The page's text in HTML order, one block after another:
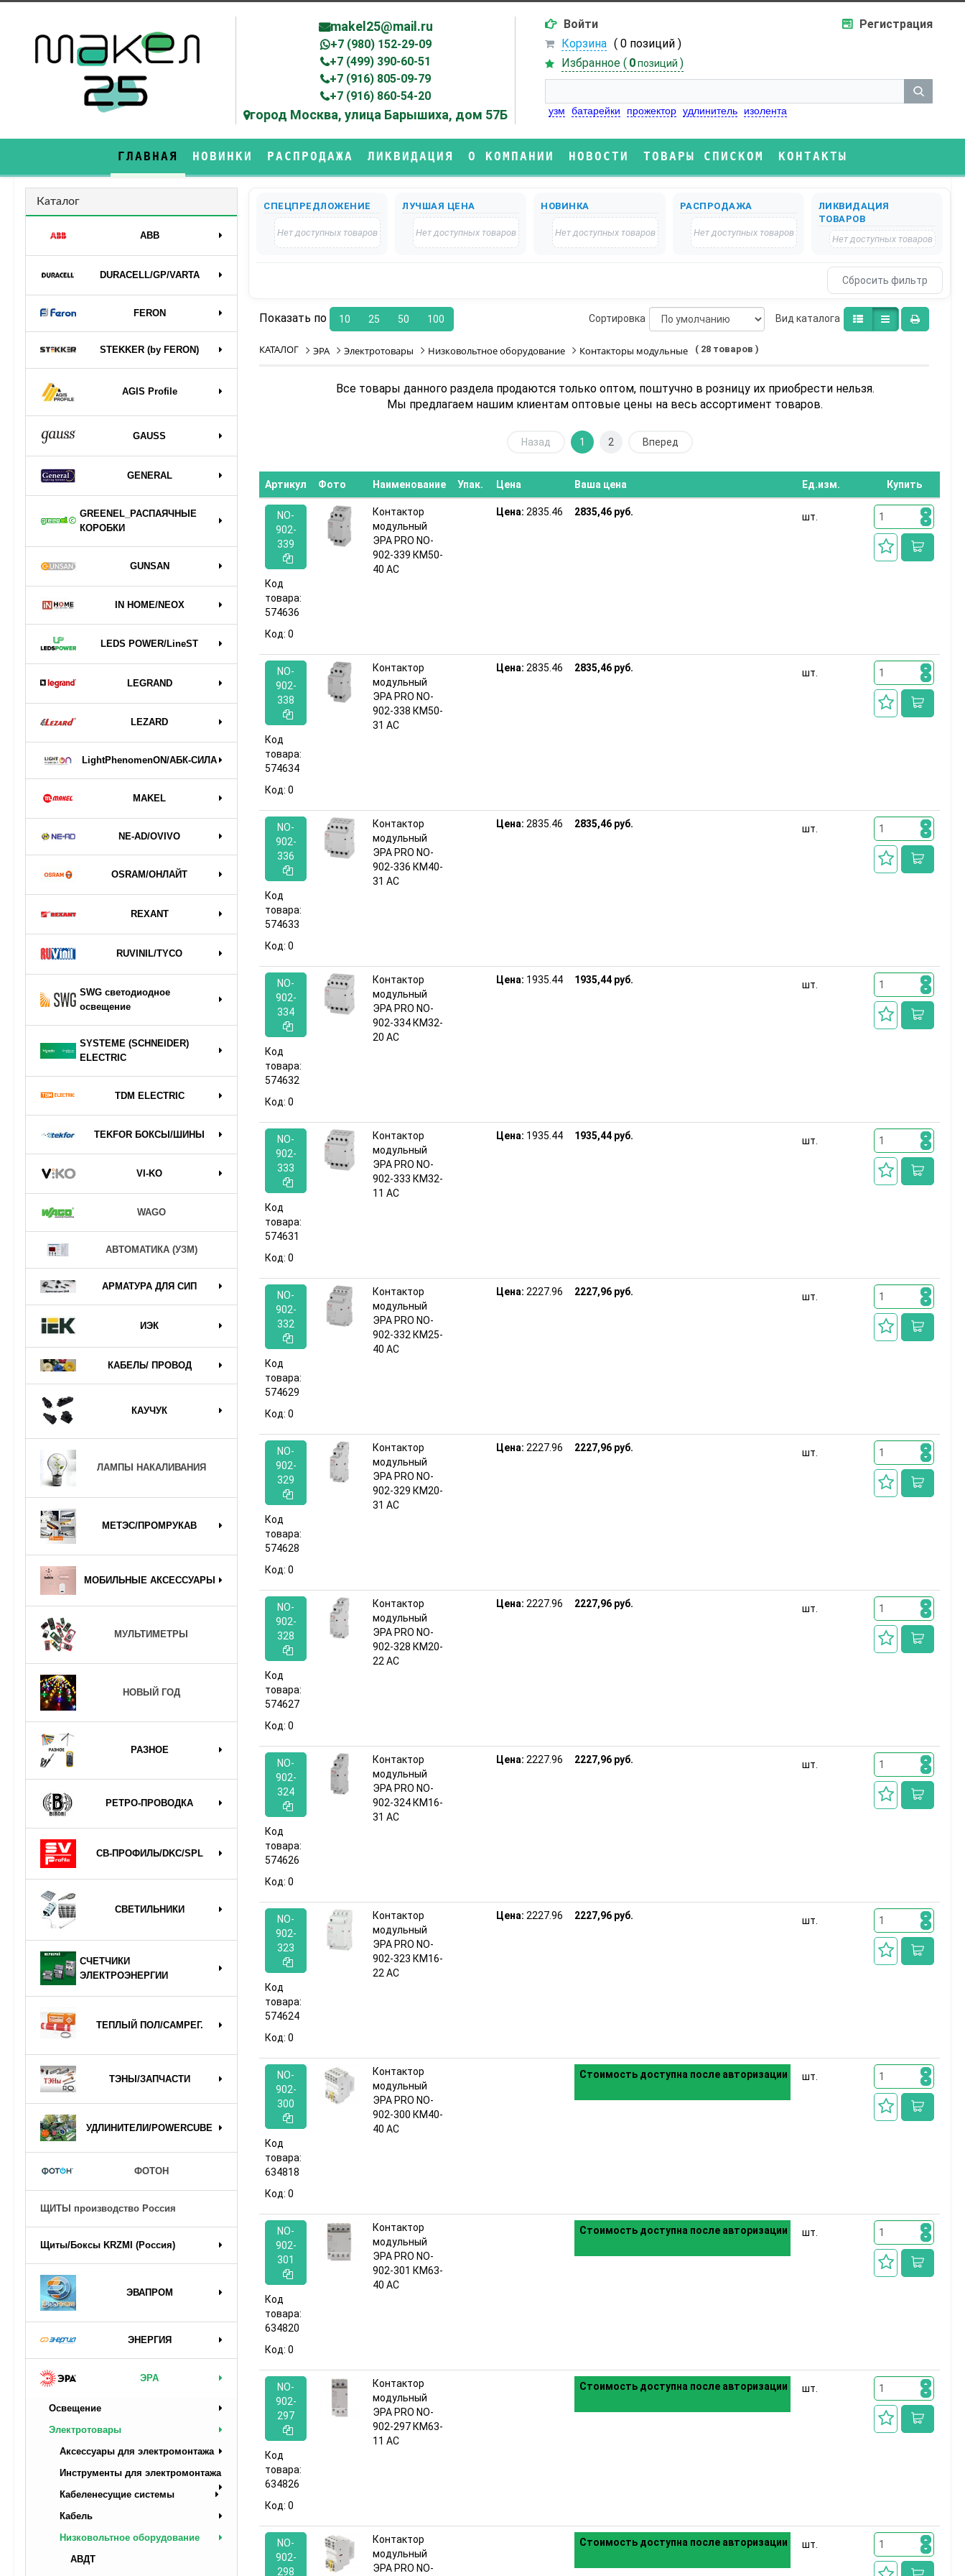
makel25@mail.ru
+7 (980) 152-29-09
+7 (499) 390-60-51
+7 (916) 805-09-79
+7 (916) 860-54-20
город Москва, улица Барышиха, дом 57Б
Войти
Регистрация
Корзина ( 0 позиций )
Избранное ( 0 позиций )
узм батарейки прожектор удлинитель изолента
ГЛАВНАЯ НОВИНКИ РАСПРОДАЖА ЛИКВИДАЦИЯ О КОМПАНИИ НОВОСТИ ТОВАРЫ СПИСКОМ КОНТАКТЫ
Каталог
ABB
DURAСELL/GP/VARTA
FERON
STEKKER (by FERON)
AGIS Profile
GAUSS
GENERAL
GREENEL_РАСПАЯЧНЫЕ
КОРОБКИ
GUNSAN
IN HOME/NEOX
LEDS POWER/LineST
LEGRAND
LEZARD
LightPhenomenON/АБК-СИЛА
MAKEL
NE-AD/OVIVO
OSRAM/ОНЛАЙТ
REXANT
RUVINIL/TYCO
SWG светодиодное
освещение
SYSTEME (SCHNEIDER)
ELECTRIC
TDM ELECTRIC
TEKFOR БОКСЫ/ШИНЫ
VI-KO
WAGO
АВТОМАТИКА (УЗМ)
АРМАТУРА ДЛЯ СИП
ИЭК
КАБЕЛЬ/ ПРОВОД
КАУЧУК
ЛАМПЫ НАКАЛИВАНИЯ
МЕТЭС/ПРОМРУКАВ
МОБИЛЬНЫЕ АКСЕССУАРЫ
МУЛЬТИМЕТРЫ
НОВЫЙ ГОД
РАЗНОЕ
РЕТРО-ПРОВОДКА
СВ-ПРОФИЛЬ/DKC/SPL
СВЕТИЛЬНИКИ
СЧЕТЧИКИ
ЭЛЕКТРОЭНЕРГИИ
ТЕПЛЫЙ ПОЛ/САМРЕГ.
ТЭНЫ/ЗАПЧАСТИ
УДЛИНИТЕЛИ/POWERCUBE
ФОТОН
ЩИТЫ производство Россия
Щиты/Боксы KRZMI (Россия)
ЭВАПРОМ
ЭНЕРГИЯ
ЭРА
Освещение
Электротовары
Аксессуары для электромонтажа
Инструменты для электромонтажа
Кабеленесущие системы
Кабель
Низковольтное оборудование
АВДТ
СПЕЦПРЕДЛОЖЕНИЕ
Нет доступных товаров
ЛУЧШАЯ ЦЕНА
Нет доступных товаров
НОВИНКА
Нет доступных товаров
РАСПРОДАЖА
Нет доступных товаров
ЛИКВИДАЦИЯ
ТОВАРОВ
Нет доступных товаров
Показать по 10 25 50 100 Bид каталога
Сортировка
КАТАЛОГ ЭРА Электротовары Низковольтное оборудование Контакторы модульные ( 28 товаров )
Все товары данного раздела продаются только оптом, поштучно в розницу их приобрести нельзя.
Мы предлагаем нашим клиентам оптовые цены на весь ассортимент товаров.
Назад 1 2 Вперед
Артикул Фото Наименование Упак. Цена Ваша цена Ед.изм. Купить
NO-
902-
339
Код
товара:
574636
Код: 0
Контактор
модульный
ЭРА PRO NO-
902-339 КМ50-
40 АС
Цена: 2835.46 2835,46 руб. шт.
NO-
902-
338
Код
товара:
574634
Код: 0
Контактор
модульный
ЭРА PRO NO-
902-338 КМ50-
31 АС
Цена: 2835.46 2835,46 руб. шт.
NO-
902-
336
Код
товара:
574633
Код: 0
Контактор
модульный
ЭРА PRO NO-
902-336 КМ40-
31 АС
Цена: 2835.46 2835,46 руб. шт.
NO-
902-
334
Код
товара:
574632
Код: 0
Контактор
модульный
ЭРА PRO NO-
902-334 КМ32-
20 АС
Цена: 1935.44 1935,44 руб. шт.
NO-
902-
333
Код
товара:
574631
Код: 0
Контактор
модульный
ЭРА PRO NO-
902-333 КМ32-
11 АС
Цена: 1935.44 1935,44 руб. шт.
NO-
902-
332
Код
товара:
574629
Код: 0
Контактор
модульный
ЭРА PRO NO-
902-332 КМ25-
40 АС
Цена: 2227.96 2227,96 руб. шт.
NO-
902-
329
Код
товара:
574628
Код: 0
Контактор
модульный
ЭРА PRO NO-
902-329 КМ20-
31 АС
Цена: 2227.96 2227,96 руб. шт.
NO-
902-
328
Код
товара:
574627
Код: 0
Контактор
модульный
ЭРА PRO NO-
902-328 КМ20-
22 АС
Цена: 2227.96 2227,96 руб. шт.
NO-
902-
324
Код
товара:
574626
Код: 0
Контактор
модульный
ЭРА PRO NO-
902-324 КМ16-
31 АС
Цена: 2227.96 2227,96 руб. шт.
NO-
902-
323
Код
товара:
574624
Код: 0
Контактор
модульный
ЭРА PRO NO-
902-323 КМ16-
22 АС
Цена: 2227.96 2227,96 руб. шт.
NO-
902-
300
Код
товара:
634818
Код: 0
Контактор
модульный
ЭРА PRO NO-
902-300 КМ40-
40 AC
Стоимость доступна после авторизации шт.
NO-
902-
301
Код
товара:
634820
Код: 0
Контактор
модульный
ЭРА PRO NO-
902-301 КМ63-
40 AC
Стоимость доступна после авторизации шт.
NO-
902-
297
Код
товара:
634826
Код: 0
Контактор
модульный
ЭРА PRO NO-
902-297 КМ63-
11 AC
Стоимость доступна после авторизации шт.
NO-
902-
298
Контактор
модульный
ЭРА PRO NO-
Стоимость доступна после авторизации шт.